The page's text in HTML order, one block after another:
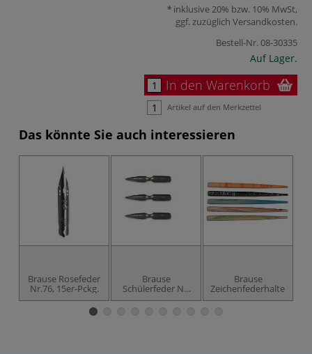
inklusive 20% bzw. 10% MwSt,
ggf. zuzüglich Versandkosten.
Bestell-Nr.08-30335
Auf Lager.
In den Warenkorb
Artikel auf den Merkzettel
Das könnte Sie auch interessieren
Brause Rosefeder
Nr.76, 15er-Pckg.
Brause
Schülerfeder Nr.
65, 3er-Pckg.
Brause
Zeichenfederhalter